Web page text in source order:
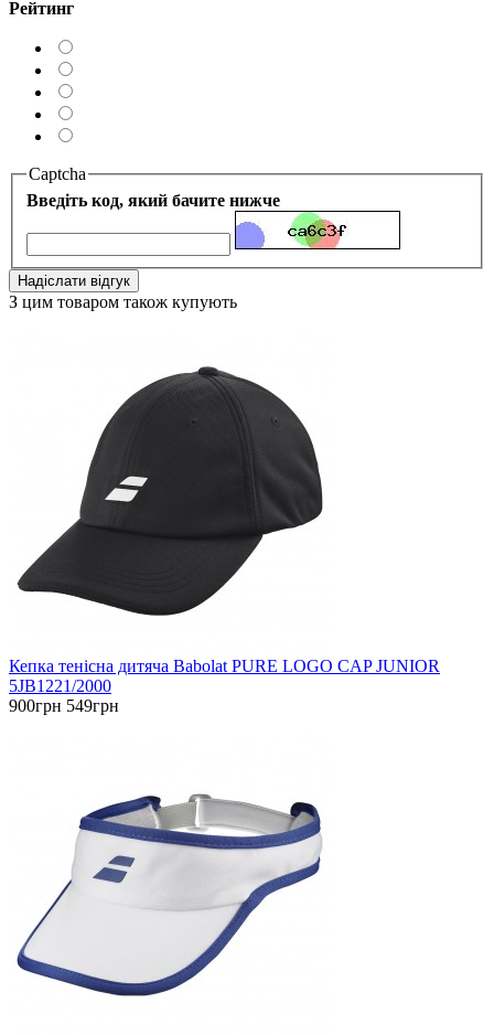
Рейтинг
Captcha
Введіть код, який бачите нижче
Надіслати відгук
З цим товаром також купують
Кепка тенісна дитяча Babolat PURE LOGO CAP JUNIOR
5JB1221/2000
900грн 549грн